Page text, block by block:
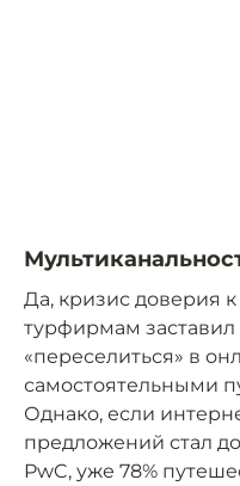
Да, кризис доверия
турфирмам
«переселиться» в
самостоятельными
Однако, если
предложений стал
PwC, уже 78%